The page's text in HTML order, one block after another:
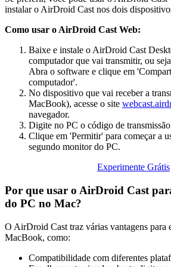
instalar o AirDroid Cast nos dois
Como usar o AirDroid Cast Web:
Baixe e instale o AirDroid Cast
computador que vai transmitir, ou
Abra o software e clique em
computador'.
No dispositivo que vai receber a
MacBook), acesse o site
navegador.
Digite no PC o código de
Clique em 'Permitir' para começar a
segundo monitor do PC.
Experimente Grátis
Por que usar o AirDroid Cast
do PC no Mac?
O AirDroid Cast traz várias vantagens para
MacBook, como:
Compatibilidade com diferentes